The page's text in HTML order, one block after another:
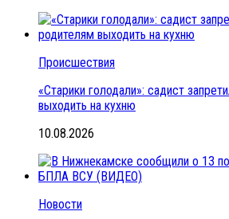
Происшествия
«Старики голодали»: садист
выходить на кухню
10.08.2026
Новости